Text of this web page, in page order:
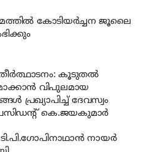
കോടിയര്‍ച്ചന ജൂലൈ
കൂടുതല്‍
വിപുലമായ
പ്രഖ്യാപിച്ച് ദേവസ്വം
കെ.ജയകുമാര്‍
നായര്‍